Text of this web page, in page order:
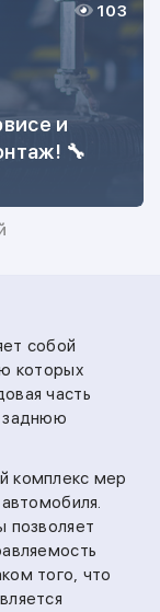
и
🔧
103
собой
которых
часть
заднюю
комплекс мер
позволяет
того, что